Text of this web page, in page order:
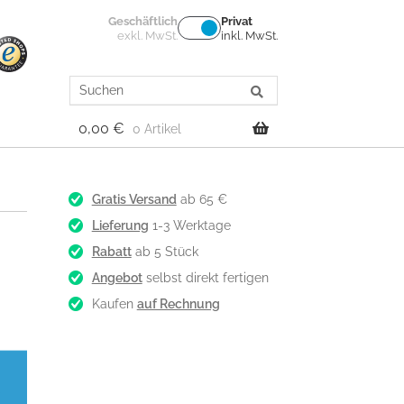
Geschäftlich
exkl. MwSt.
Privat
inkl. MwSt.
Search
for:
0,00 € 0 Artikel
Gratis Versand ab 65 €
Lieferung 1-3 Werktage
Rabattab 5 Stück
Angebotselbst direkt fertigen
Kaufen auf Rechnung